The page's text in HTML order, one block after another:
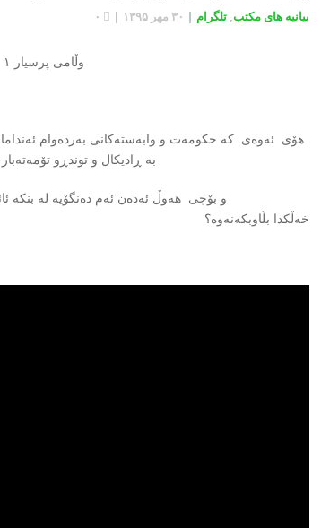
بیانیه های مکتب,تلگرام | ۳۰ مهر ۱۳۹۵ |
وڵامی پرسیار ۱
هۆی ئەوەی که حکومەت و وابەستەکانی بەردەوام
به ڕادیکال و توندڕو
و بۆچی هەوڵ ئەدەن ئەم دەنگۆیه لە بنکە
خەڵکدا بڵاوبکەنەوه؟